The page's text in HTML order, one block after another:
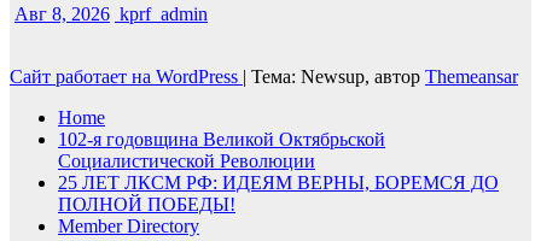
Авг 8, 2026 kprf_admin
Сайт работает на WordPress | Тема: Newsup, автор Themeansar
Home
102-я годовщина Великой Октябрьской
Социалистической Революции
25 ЛЕТ ЛКСМ РФ: ИДЕЯМ ВЕРНЫ, БОРЕМСЯ ДО
ПОЛНОЙ ПОБЕДЫ!
Member Directory